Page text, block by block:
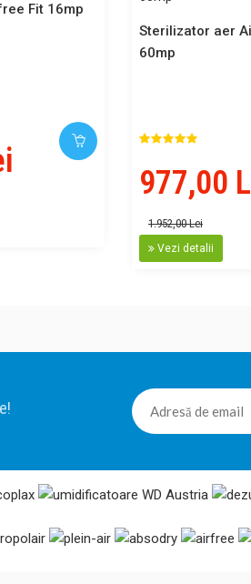
Fit 16mp
Sterilizator aer
60mp
977,00
1.952,00 Lei
Vezi detalii